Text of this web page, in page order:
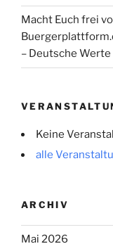
Macht Euch frei
– Deutsche Werte
Keine
alle
ARCHIV
Mai 2026